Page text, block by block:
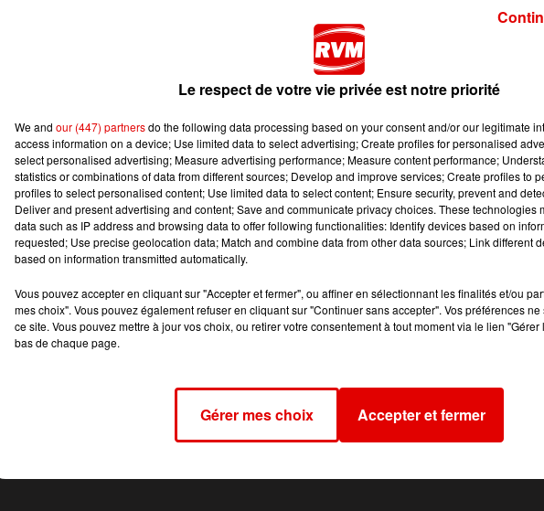
Le préfet des Ardennes informe que le département a été placé
annonce un épisode orageux à partir du 14 octobre en soirée et jusqu’au
vent de 90 km/h et localement de la grêle. Les précautions d’usage
les objets sensibles au vent.
Le respect de votre vie privée est notre priorité
We and our (447) partnersdo the following data processing based on your consent and/or our legitimate
access information on a device; Use limited data to select advertising; Create profiles for personalised
select personalised advertising; Measure advertising performance; Measure content performance;
statistics or combinations of data from different sources; Develop and improve services; Create profiles to
profiles to select personalised content; Use limited data to select content; Ensure security, prevent and
Deliver and present advertising and content; Save and communicate privacy choices. These technologies
data such as IP address and browsing data to offer following functionalities: Identify devices based on
requested; Use precise geolocation data; Match and combine data from other data sources; Link different
based on information transmitted automatically.
Vous pouvez accepter en cliquant sur "Accepter et fermer", ou affiner en sélectionnant les finalités et/ou
mes choix". Vous pouvez également refuser en cliquant sur "Continuer sans accepter". Vos préférences
ce site. Vous pouvez mettre à jour vos choix, ou retirer votre consentement à tout moment via le lien
bas de chaque page.
Gérer mes choix Accepter et fermer